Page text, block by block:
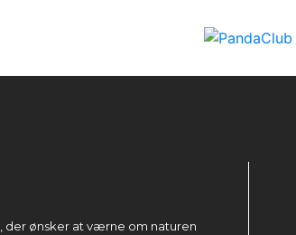
der ønsker at værne om naturen